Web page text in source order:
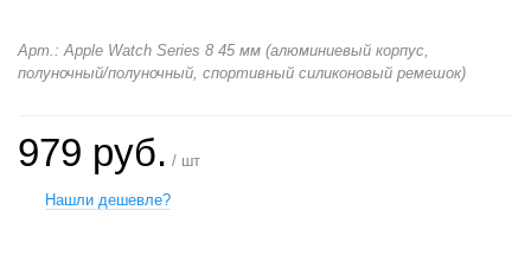
Арт.: Apple Watch Series 8 45 мм (алюминиевый корпус,
полуночный/полуночный, спортивный силиконовый ремешок)
979 руб. / шт
Нашли дешевле?